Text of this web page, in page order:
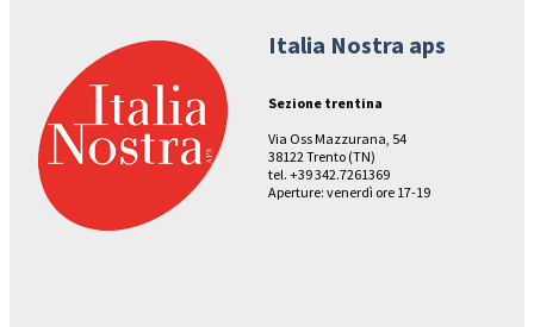
Italia Nostra aps
Sezione trentina
Via Oss Mazzurana, 54
38122 Trento (TN)
tel. +39 342.7261369
Aperture: venerdì ore 17-19